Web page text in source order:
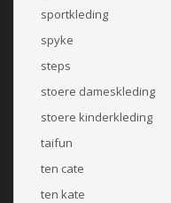
sportkleding
spyke
steps
stoere dameskleding
stoere kinderkleding
taifun
ten cate
ten kate